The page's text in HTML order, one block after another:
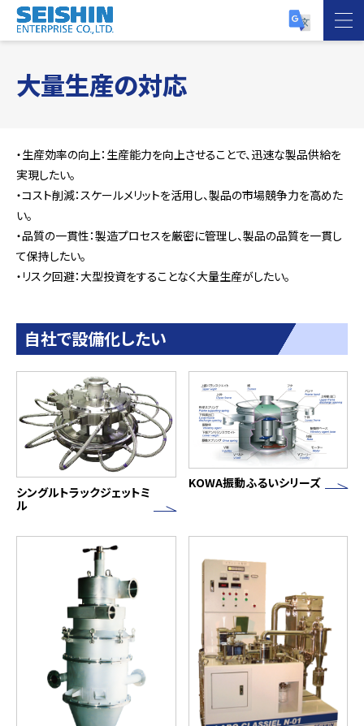
大量生産の対応
・生産効率の向上：生産能力を向上させることで、迅速な製品供給を
実現したい。
・コスト削減：スケールメリットを活用し、製品の市場競争力を高めた
い。
・品質の一貫性：製造プロセスを厳密に管理し、製品の品質を一貫し
て保持したい。
・リスク回避：大型投資をすることなく大量生産がしたい。
自社で設備化したい
シングルトラックジェットミ
ル
KOWA振動ふるいシリーズ